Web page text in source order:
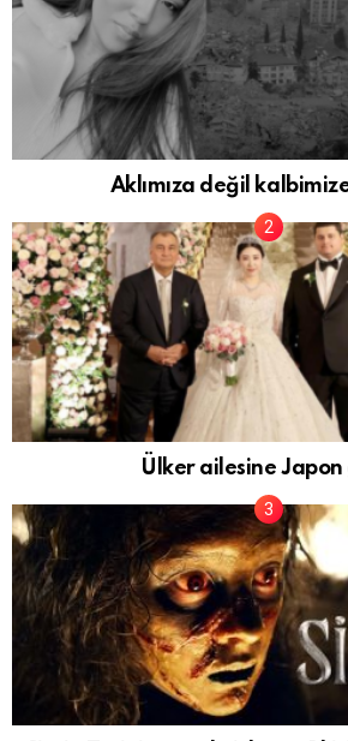
Aklımıza değil
Ülker ailesine Japon